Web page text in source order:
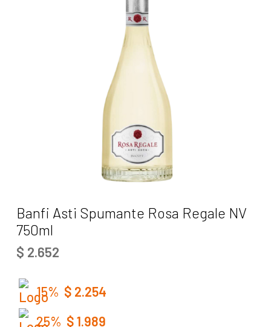
Banfi Asti Spumante Rosa Regale NV
750ml
$ 2.652
15% $ 2.254
25% $1.989